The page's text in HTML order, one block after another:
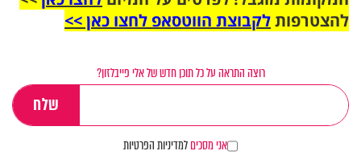
להצטרפותלקבוצת הווטסאפ לחצו כאן >>
רוצה התראה על כל תוכן חדש של אלי פייבלזון?
אני מסכיםלמדיניות הפרטיות